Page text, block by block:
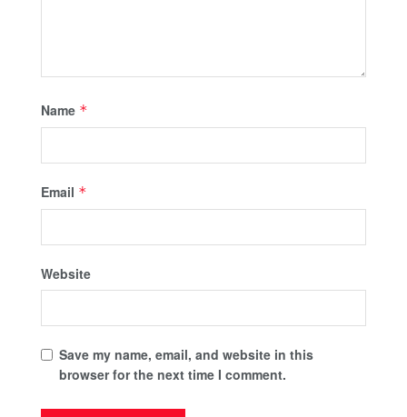
Name *
Email *
Website
Save my name, email, and website in this
browser for the next time I comment.